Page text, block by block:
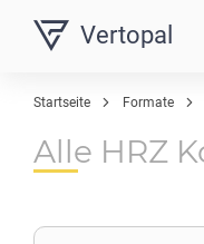
Vertopal
Startseite Formate
Alle HRZ